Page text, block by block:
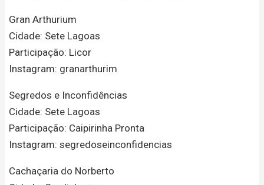
Gran Arthurium
Cidade: Sete Lagoas
Participação: Licor
Instagram: granarthurim
Segredos e Inconfidências
Cidade: Sete Lagoas
Participação: Caipirinha Pronta
Instagram: segredoseinconfidencias
Cachaçaria do Norberto